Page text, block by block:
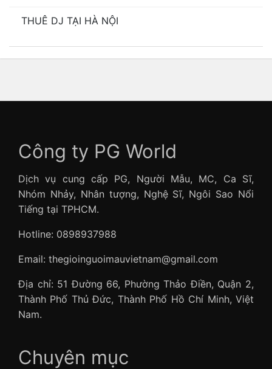
THUÊ DJ TẠI HÀ NỘI
Công ty PG World
Dịch vụ cung cấp PG, Người Mẫu, MC, Ca Sĩ,
Nhóm Nhảy, Nhân tượng, Nghệ Sĩ, Ngôi Sao Nổi
Tiếng tại TPHCM.
Hotline: 0898937988
Email: thegioinguoimauvietnam@gmail.com
Địa chỉ: 51 Đường 66, Phường Thảo Điền, Quận 2,
Thành Phố Thủ Đức, Thành Phố Hồ Chí Minh, Việt
Nam.
Chuyên mục